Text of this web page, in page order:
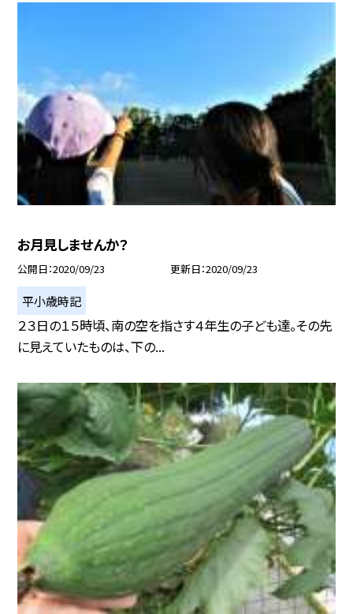
お月見しませんか？
公開日 2020/09/23 更新日 2020/09/23
平小歳時記
２３日の１５時頃、南の空を指さす４年生の子ども達。その先
に見えていたものは、下の...